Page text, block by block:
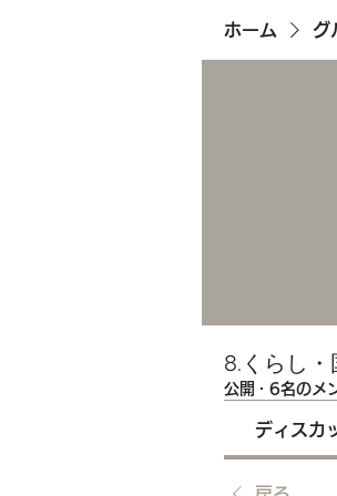
ホーム グ
8.くらし・
公開 · 6名のメ
ディスカ